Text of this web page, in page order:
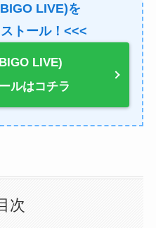
LIVE)を
トール！<<<
LIVE)
ルはコチラ
次